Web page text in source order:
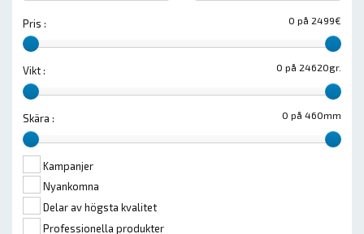
0 på 2499€
Pris :
0 på 24620gr.
Vikt :
0 på 460mm
Skära :
Kampanjer
Nyankomna
Delar av högsta kvalitet
Professionella produkter